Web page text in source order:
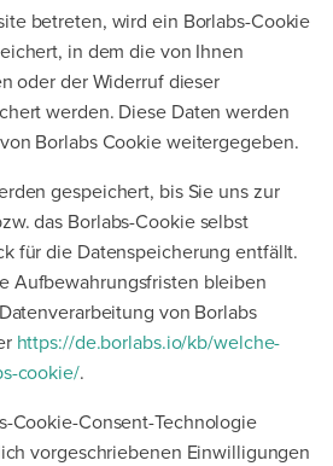
betreten, wird ein Borlabs-Cookie
in dem die von Ihnen
oder der Widerruf dieser
werden. Diese Daten werden
Borlabs Cookie weitergegeben.
gespeichert, bis Sie uns zur
das Borlabs-Cookie selbst
für die Datenspeicherung entfällt.
Aufbewahrungsfristen bleiben
von Borlabs
https://de.borlabs.io/kb/welche-
cookie/.
Cookie-Consent-Technologie
vorgeschriebenen Einwilligungen